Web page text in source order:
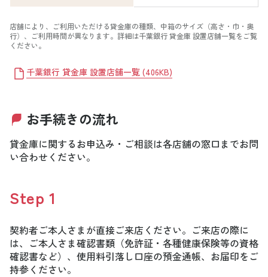
店舗により、ご利用いただける貸金庫の種類、中箱のサイズ（高さ・巾・奥
行）、ご利用時間が異なります。詳細は千葉銀行 貸金庫 設置店舗一覧をご覧
ください。
千葉銀行 貸金庫 設置店舗一覧 (406KB)
お手続きの流れ
貸金庫に関するお申込み・ご相談は各店舗の窓口までお問
い合わせください。
Step 1
契約者ご本人さまが直接ご来店ください。ご来店の際に
は、ご本人さま確認書類（免許証・各種健康保険等の資格
確認書など）、使用料引落し口座の預金通帳、お届印をご
持参ください。